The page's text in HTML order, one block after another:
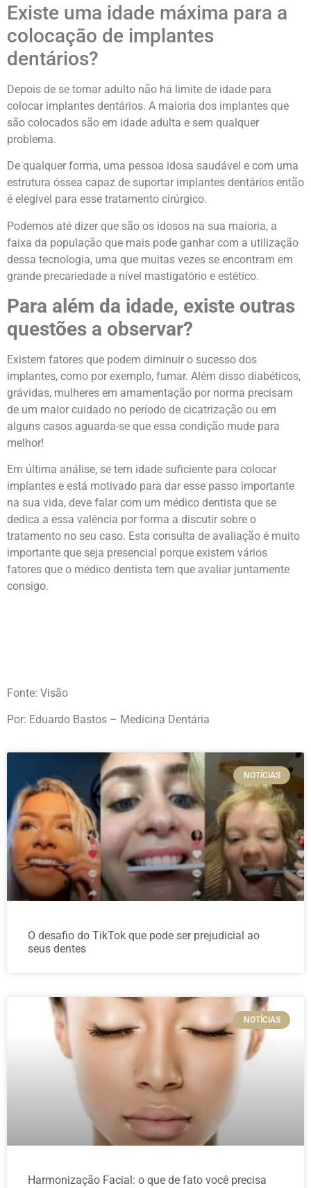
Existe uma idade máxima para a
colocação de implantes
dentários?
Depois de se tornar adulto não há limite de idade para
colocar implantes dentários. A maioria dos implantes que
são colocados são em idade adulta e sem qualquer
problema.
De qualquer forma, uma pessoa idosa saudável e com uma
estrutura óssea capaz de suportar implantes dentários então
é elegível para esse tratamento cirúrgico.
Podemos até dizer que são os idosos na sua maioria, a
faixa da população que mais pode ganhar com a utilização
dessa tecnologia, uma que muitas vezes se encontram em
grande precariedade a nível mastigatório e estético.
Para além da idade, existe outras
questões a observar?
Existem fatores que podem diminuir o sucesso dos
implantes, como por exemplo, fumar. Além disso diabéticos,
grávidas, mulheres em amamentação por norma precisam
de um maior cuidado no período de cicatrização ou em
alguns casos aguarda-se que essa condição mude para
melhor!
Em última análise, se tem idade suficiente para colocar
implantes e está motivado para dar esse passo importante
na sua vida, deve falar com um médico dentista que se
dedica a essa valência por forma a discutir sobre o
tratamento no seu caso. Esta consulta de avaliação é muito
importante que seja presencial porque existem vários
fatores que o médico dentista tem que avaliar juntamente
consigo.
Fonte: Visão
Por: Eduardo Bastos – Medicina Dentária
NOTÍCIAS
O desafio do TikTok que pode ser prejudicial ao
seus dentes
NOTÍCIAS
Harmonização Facial: o que de fato você precisa